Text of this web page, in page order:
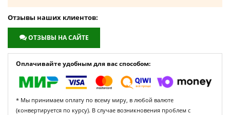
Отзывы наших клиентов:
ОТЗЫВЫ НА САЙТЕ
Оплачивайте удобным для вас способом:
* Мы принимаем оплату по всему миру, в любой валюте
(конвертируется по курсу). В случае возникновения проблем с